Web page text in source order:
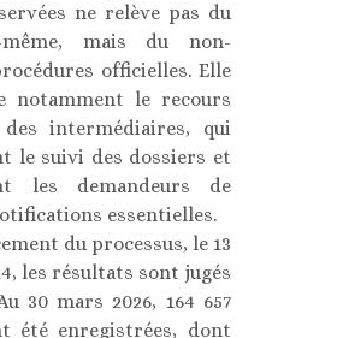
ne relève pas du
même, mais du non-
officielles. Elle
notamment le recours
intermédiaires, qui
le suivi des dossiers et
les demandeurs de
essentielles.
du processus, le 13
les résultats sont jugés
30 mars 2026, 164 657
été enregistrées, dont